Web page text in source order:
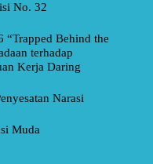
No. 32
Behind the
terhadap
Kerja Daring
Narasi
Muda